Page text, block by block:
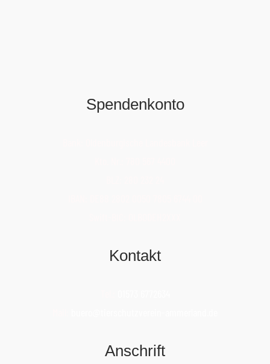
Spendenkonto
Kontakt
Anschrift